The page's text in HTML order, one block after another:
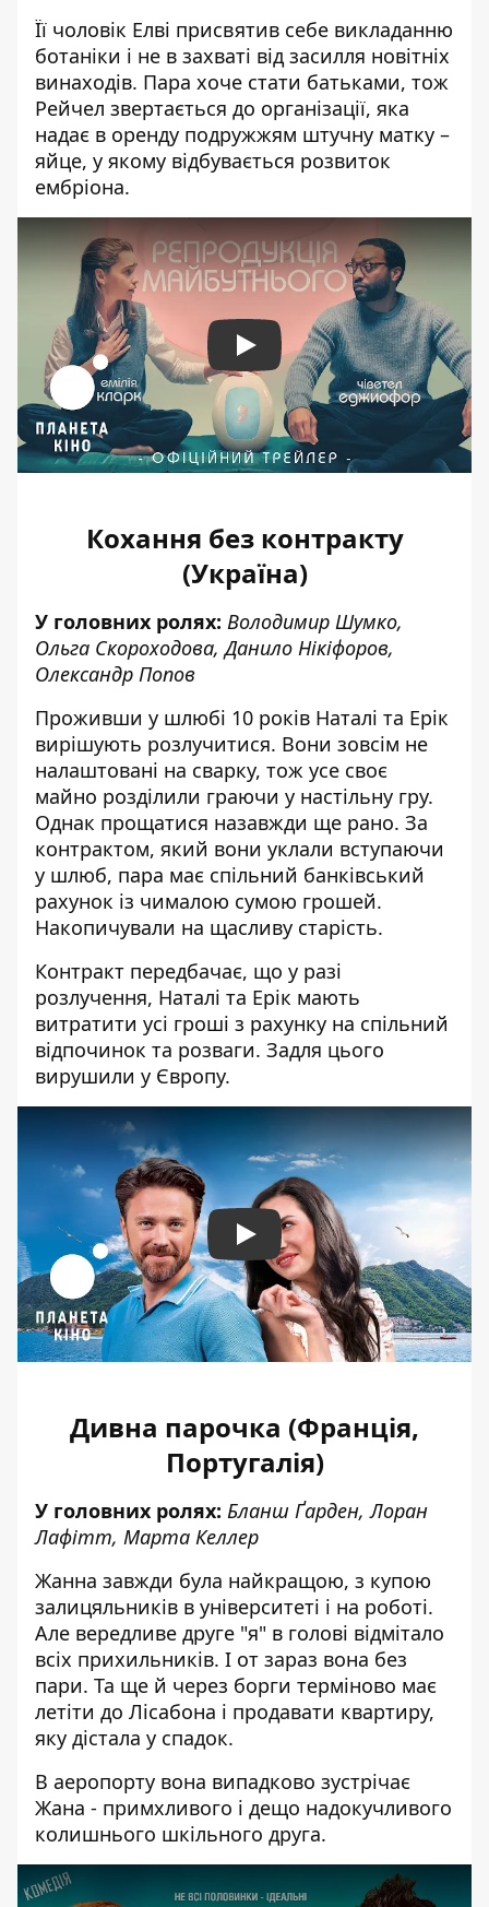
Її чоловік Елві присвятив себе викладанню
ботаніки і не в захваті від засилля новітніх
винаходів. Пара хоче стати батьками, тож
Рейчел звертається до організації, яка
надає в оренду подружжям штучну матку –
яйце, у якому відбувається розвиток
ембріона.
Play
Кохання без контракту
(Україна)
У головних ролях: Володимир Шумко,
Ольга Скороходова, Данило Нікіфоров,
Олександр Попов
Проживши у шлюбі 10 років Наталі та Ерік
вирішують розлучитися. Вони зовсім не
налаштовані на сварку, тож усе своє
майно розділили граючи у настільну гру.
Однак прощатися назавжди ще рано. За
контрактом, який вони уклали вступаючи
у шлюб, пара має спільний банківський
рахунок із чималою сумою грошей.
Накопичували на щасливу старість.
Контракт передбачає, що у разі
розлучення, Наталі та Ерік мають
витратити усі гроші з рахунку на спільний
відпочинок та розваги. Задля цього
вирушили у Європу.
Play
Дивна парочка (Франція,
Португалія)
У головних ролях: Бланш Ґарден, Лоран
Лафітт, Марта Келлер
Жанна завжди була найкращою, з купою
залицяльників в університеті і на роботі.
Але вередливе друге "я" в голові відмітало
всіх прихильників. І от зараз вона без
пари. Та ще й через борги терміново має
летіти до Лісабона і продавати квартиру,
яку дістала у спадок.
В аеропорту вона випадково зустрічає
Жана - примхливого і дещо надокучливого
колишнього шкільного друга.